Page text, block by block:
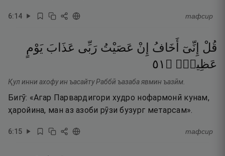
6:14 тафсир
قُلْ إِنِّىٓ أَخَافُ إِنْ عَصَيْتُ رَبِّى عَذَابَ يَوْمٍ
عَظِيمٍۢ ۝ ١٥
Қул инни ахофу ин ъасайту Раббӣ ъазаба явмин ъазӣм.
Бигӯ: «Агар Парвардигори худро нофармонӣ кунам,
ҳаройина, ман аз азоби рӯзи бузург метарсам».
6:15 тафсир